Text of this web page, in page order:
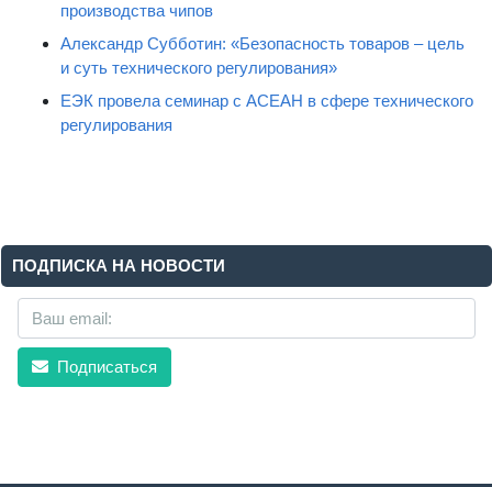
производства чипов
Александр Субботин: «Безопасность товаров – цель
и суть технического регулирования»
ЕЭК провела семинар с АСЕАН в сфере технического
регулирования
ПОДПИСКА НА НОВОСТИ
Подписаться